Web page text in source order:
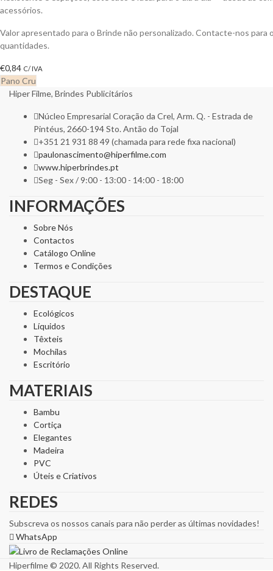
acessórios.
Valor apresentado para o Brinde não personalizado. Contacte-nos
quantidades.
€0,84 C/ IVA
Pano Cru
Hiper Filme, Brindes Publicitários
Núcleo Empresarial Coração da Crel, Arm. Q. - Estrada de
Pintéus, 2660-194 Sto. Antão do Tojal
+351 21 931 88 49 (chamada para rede fixa nacional)
paulonascimento@hiperfilme.com
www.hiperbrindes.pt
Seg - Sex / 9:00 - 13:00 - 14:00 - 18:00
INFORMAÇÕES
Sobre Nós
Contactos
Catálogo Online
Termos e Condições
DESTAQUE
Ecológicos
Líquidos
Têxteis
Mochilas
Escritório
MATERIAIS
Bambu
Cortiça
Elegantes
Madeira
PVC
Úteis e Criativos
REDES
Subscreva os nossos canais para não perder as últimas novidades!
WhatsApp
Hiperfilme © 2020. All Rights Reserved.